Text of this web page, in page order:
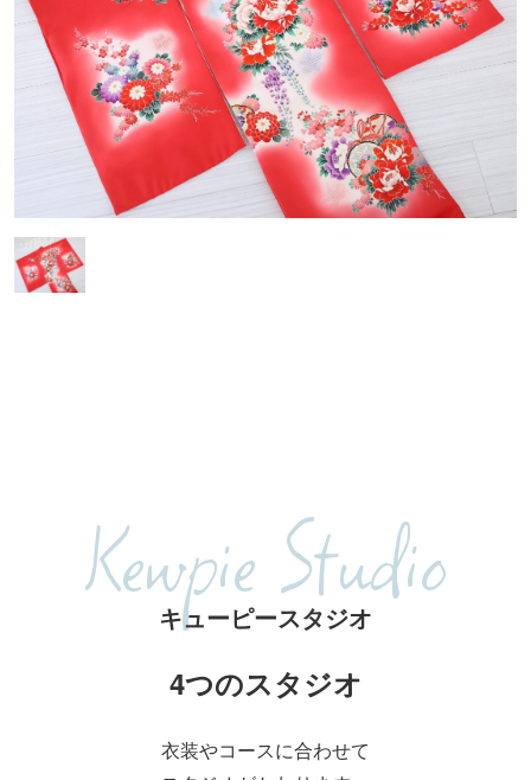
Kewpie Studio
キューピースタジオ
4つのスタジオ
衣装やコースに合わせて